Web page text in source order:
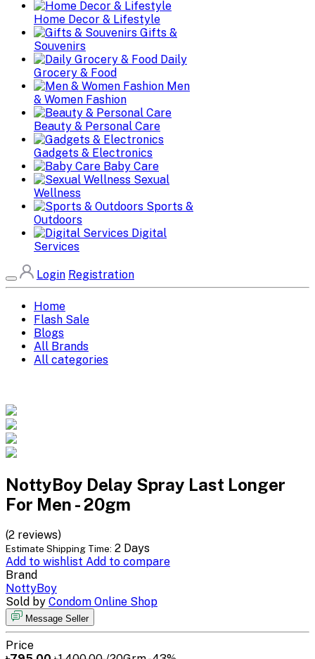
Home Decor & Lifestyle
Gifts &
Souvenirs
Daily
Grocery & Food
Men
& Women Fashion
Beauty & Personal Care
Gadgets & Electronics
Baby Care
Sexual
Wellness
Sports &
Outdoors
Digital
Services
Login Registration
Home
Flash Sale
Blogs
All Brands
All categories
NottyBoy Delay Spray Last Longer
For Men - 20gm
(2 reviews)
Estimate Shipping Time: 2 Days
Add to wishlist Add to compare
Brand
NottyBoy
Sold by Condom Online Shop
Message Seller
Price